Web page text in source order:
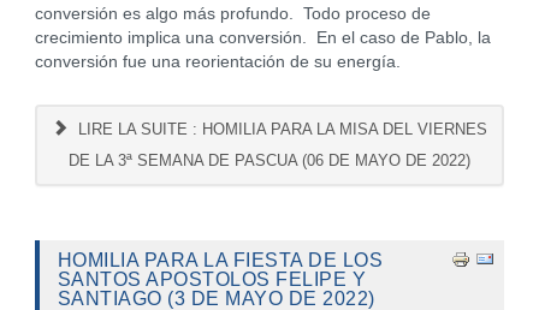
conversión es algo más profundo. Todo proceso de
crecimiento implica una conversión. En el caso de Pablo, la
conversión fue una reorientación de su energía.
LIRE LA SUITE : HOMILIA PARA LA MISA DEL VIERNES
DE LA 3ª SEMANA DE PASCUA (06 DE MAYO DE 2022)
HOMILIA PARA LA FIESTA DE LOS
SANTOS APOSTOLOS FELIPE Y
SANTIAGO (3 DE MAYO DE 2022)